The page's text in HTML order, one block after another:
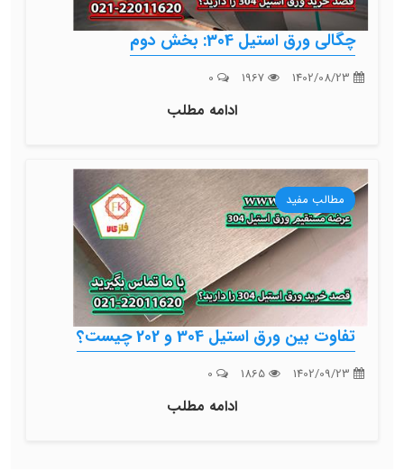
چگالی ورق استیل 304: بخش دوم
ادامه مطلب
مطالب مفید
تفاوت بین ورق استیل 304 و 202 چیست؟
ادامه مطلب